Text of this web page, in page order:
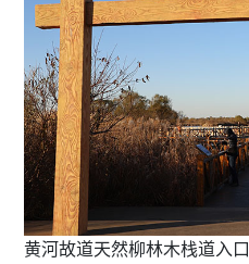
黄河故道天然柳林木栈道入口